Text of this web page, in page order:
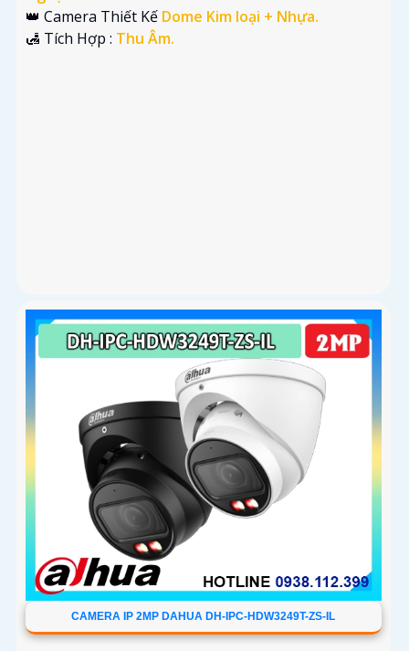
👑 Camera Thiết Kế Dome Kim loại + Nhựa.
️🛃 Tích Hợp : Thu Âm.
CAMERA IP 2MP DAHUA DH-IPC-HDW3249T-ZS-IL